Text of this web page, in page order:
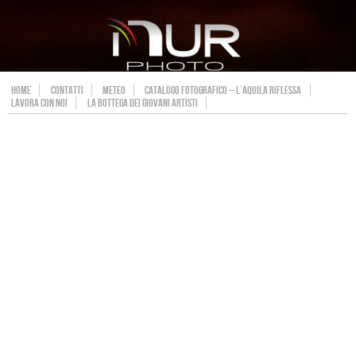
HOME CONTATTI METEO
CATALOGO FOTOGRAFICO – L’AQUILA RIFLESSA
LAVORA CON NOI
LA BOTTEGA DEI GIOVANI ARTISTI